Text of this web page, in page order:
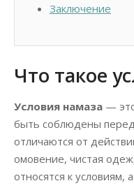
Заключение
Что такое
Условия намаза —
быть соблюдены
отличаются от
омовение, чистая
относятся к условиям,